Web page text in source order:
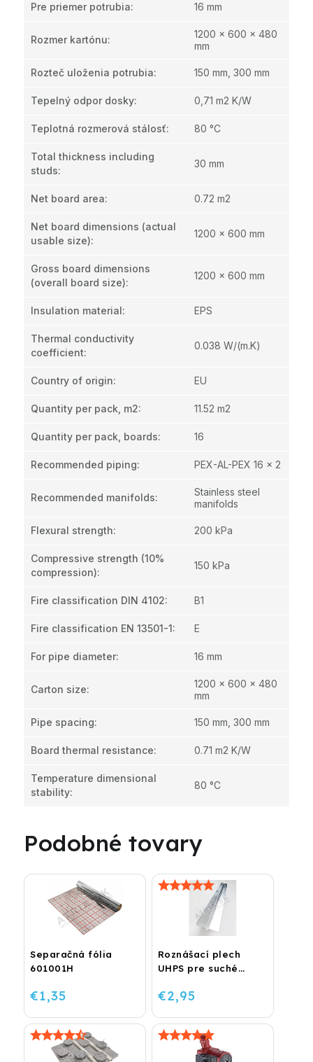
Pre priemer potrubia: 16 mm
Rozmer kartónu:
1200 x 600 x 480
mm
Rozteč uloženia potrubia: 150 mm, 300 mm
Tepelný odpor dosky: 0,71 m2 K/W
Teplotná rozmerová stálosť: 80 °C
Total thickness including
studs:
30 mm
Net board area: 0.72 m2
Net board dimensions (actual
usable size):
1200 x 600 mm
Gross board dimensions
(overall board size):
1200 x 600 mm
Insulation material: EPS
Thermal conductivity
coefficient:
0.038 W/(m.K)
Country of origin: EU
Quantity per pack, m2: 11.52 m2
Quantity per pack, boards: 16
Recommended piping: PEX-AL-PEX 16 x 2
Recommended manifolds:
Stainless steel
manifolds
Flexural strength: 200 kPa
Compressive strength (10%
compression):
150 kPa
Fire classification DIN 4102: B1
Fire classification EN 13501-1: E
For pipe diameter: 16 mm
Carton size:
1200 x 600 x 480
mm
Pipe spacing: 150 mm, 300 mm
Board thermal resistance: 0.71 m2 K/W
Temperature dimensional
stability:
80 °C
Podobné tovary
Separačná fólia
601001H
€1,35
Roznášací plech
UHPS pre suché
€2,95